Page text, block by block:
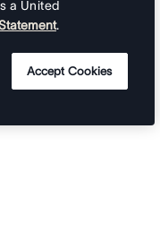
a United
.
Accept Cookies